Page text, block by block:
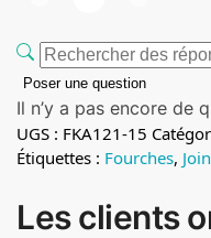
Poser une question
Il n’y a pas encore de
UGS : FKA121-15
Étiquettes : Fourches,
Les clients